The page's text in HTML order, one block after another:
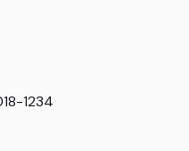
1234